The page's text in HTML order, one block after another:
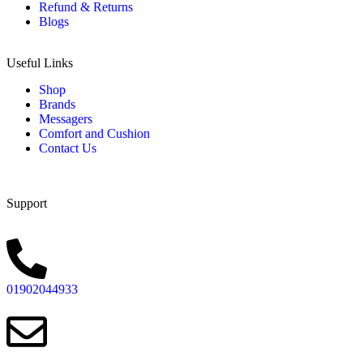
Refund & Returns
Blogs
Useful Links
Shop
Brands
Messagers
Comfort and Cushion
Contact Us
Support
01902044933